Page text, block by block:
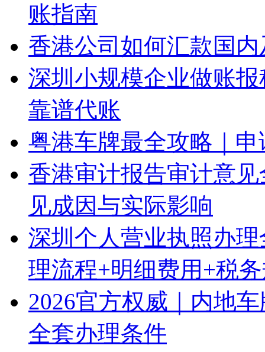
账指南
香港公司如何汇款国
深圳小规模企业做账
靠谱代账
粤港车牌最全攻略｜
香港审计报告审计意
见成因与实际影响
深圳个人营业执照办
理流程+明细费用+税
2026官方权威｜内地
全套办理条件